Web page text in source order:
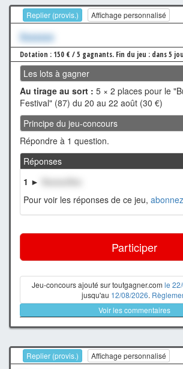
Replier (provis.) Affichage personnalisé
Xxxxxxx
Dotation : 150 € / 5 gagnants. Fin du jeu : dans 5
Les lots à gagner
Au tirage au sort : 5 × 2 places pour le
Festival" (87) du 20 au 22 août (30 €)
Principe du jeu-concours
Répondre à 1 question.
Réponses
1 ►
XxxxxxXxx
Pour voir les réponses de ce jeu,
Participer
Jeu-concours ajouté sur toutgagner.com le
jusqu'au 12/08/2026.
Voir les commentaires
Replier (provis.) Affichage personnalisé